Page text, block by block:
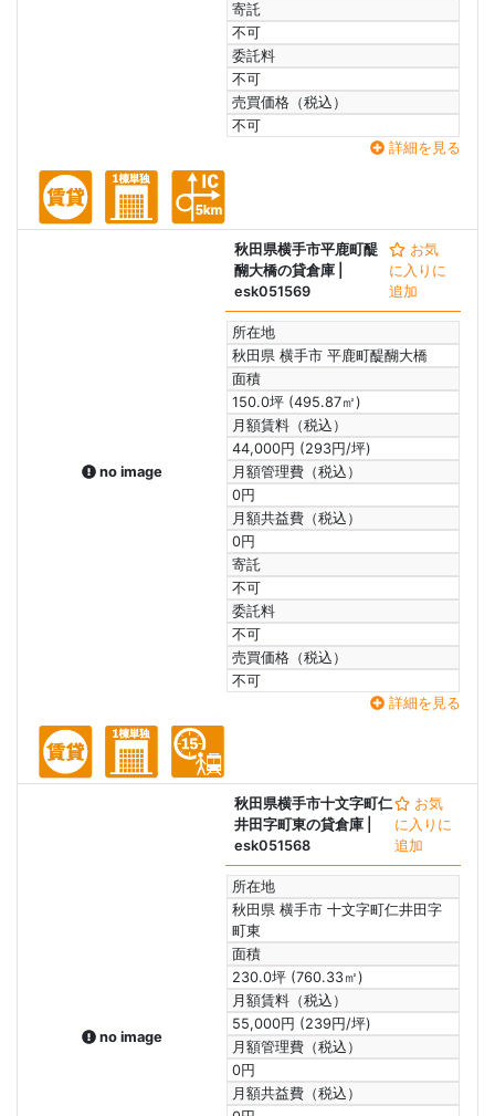
寄託
不可
委託料
不可
売買価格（税込）
不可
詳細を見る
no image
秋田県横手市平鹿町醍
醐大橋の貸倉庫
esk051569
お気
に入りに
追加
所在地
秋田県 横手市 平鹿町醍醐大橋
面積
150.0坪 (495.87㎡)
月額賃料（税込）
44,000円 (293円/坪)
月額管理費（税込）
0円
月額共益費（税込）
0円
寄託
不可
委託料
不可
売買価格（税込）
不可
詳細を見る
no image
秋田県横手市十文字町仁
井田字町東の貸倉庫
esk051568
お気
に入りに
追加
所在地
秋田県 横手市 十文字町仁井田字
町東
面積
230.0坪 (760.33㎡)
月額賃料（税込）
55,000円 (239円/坪)
月額管理費（税込）
0円
月額共益費（税込）